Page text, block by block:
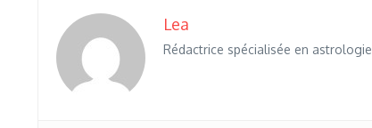
Lea
Rédactrice spécialisée en astrologie